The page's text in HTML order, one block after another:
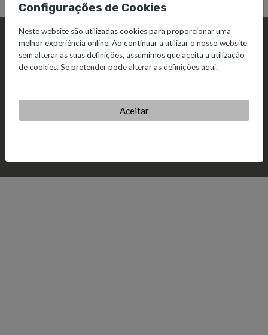
Configurações de Cookies
Neste website são utilizadas cookies para proporcionar uma
melhor experiência online. Ao continuar a utilizar o nosso website
sem alterar as suas definições, assumimos que aceita a utilização
de cookies. Se pretender podealterar as definições aqui.
Aceitar